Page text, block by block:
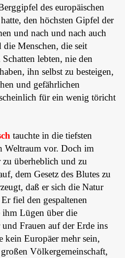
des europäischen
den höchsten Gipfel der
und nach und nach auch
die Menschen, die seit
lebten, nie den
ihn selbst zu besteigen,
und gefährlichen
für ein wenig töricht
tauchte in die tiefsten
Weltraum vor. Doch im
überheblich und zu
dem Gesetz des Blutes zu
daß er sich die Natur
fiel den gespaltenen
Lügen über die
Frauen auf der Erde ins
Europäer mehr sein,
Völkergemeinschaft,